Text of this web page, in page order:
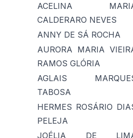
ACELINA
CALDERARO NEVES
ANNY DE SÁ ROCHA
AURORA MARIA
RAMOS GLÓRIA
AGLAIS
TABOSA
HERMES ROSÁRIO
PELEJA
JOÉLIA DE